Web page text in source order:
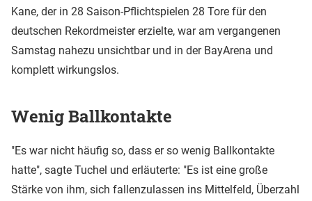
Kane, der in 28 Saison-Pflichtspielen 28 Tore für den
deutschen Rekordmeister erzielte, war am vergangenen
Samstag nahezu unsichtbar und in der BayArena und
komplett wirkungslos.
Wenig Ballkontakte
"Es war nicht häufig so, dass er so wenig Ballkontakte
hatte", sagte Tuchel und erläuterte: "Es ist eine große
Stärke von ihm, sich fallenzulassen ins Mittelfeld, Überzahl